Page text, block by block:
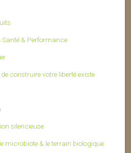
& Performance
construire votre liberté existe
silencieuse
microbiote & le terrain biologique